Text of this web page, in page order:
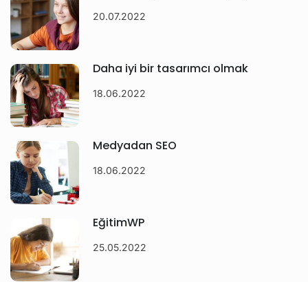
20.07.2022
Daha iyi bir tasarımcı olmak
18.06.2022
Medyadan SEO
18.06.2022
EğitimWP
25.05.2022